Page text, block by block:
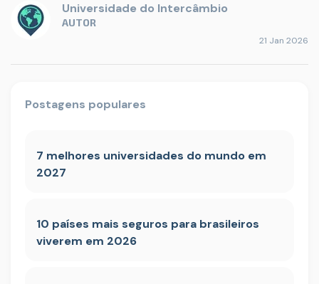
Universidade do Intercâmbio
AUTOR
21 Jan 2026
Postagens populares
7 melhores universidades do mundo em
2027
10 países mais seguros para brasileiros
viverem em 2026